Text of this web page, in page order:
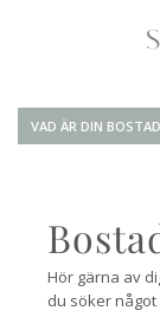
VAD ÄR DIN
Hör gärna av
du söker